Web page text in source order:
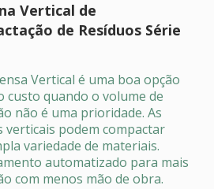
Vertical de
de Resíduos Série
Vertical é uma boa opção
custo quando o volume de
não é uma prioridade. As
verticais podem compactar
variedade de materiais.
automatizado para mais
com menos mão de obra.